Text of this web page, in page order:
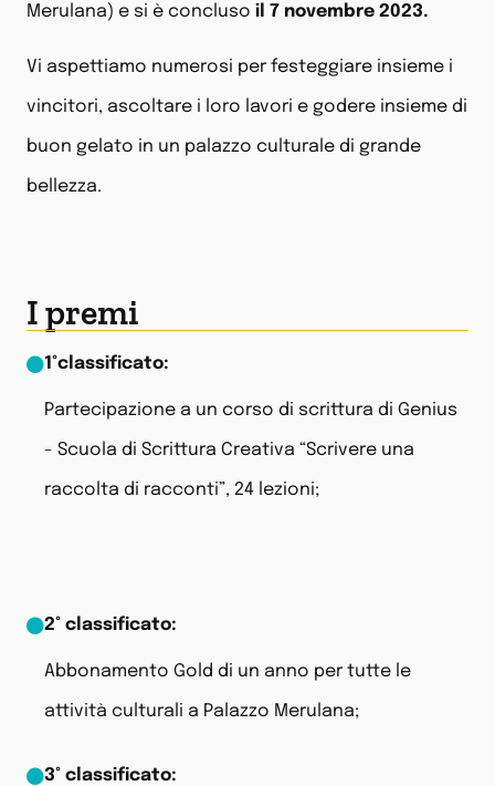
Merulana) e si è concluso il 7 novembre 2023.
Vi aspettiamo numerosi per festeggiare insieme i
vincitori, ascoltare i loro lavori e godere insieme di
buon gelato in un palazzo culturale di grande
bellezza.
I premi
1°classificato:
Partecipazione a un corso di scrittura di Genius
- Scuola di Scrittura Creativa “Scrivere una
raccolta di racconti”, 24 lezioni;
2° classificato:
Abbonamento Gold di un anno per tutte le
attività culturali a Palazzo Merulana;
3° classificato: